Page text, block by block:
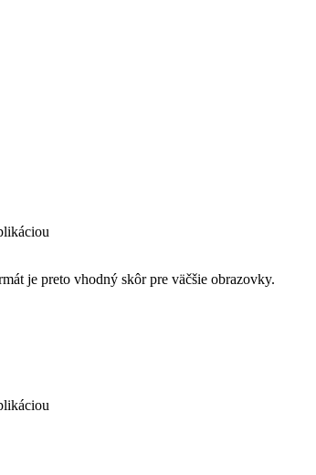
je preto vhodný skôr pre väčšie obrazovky.